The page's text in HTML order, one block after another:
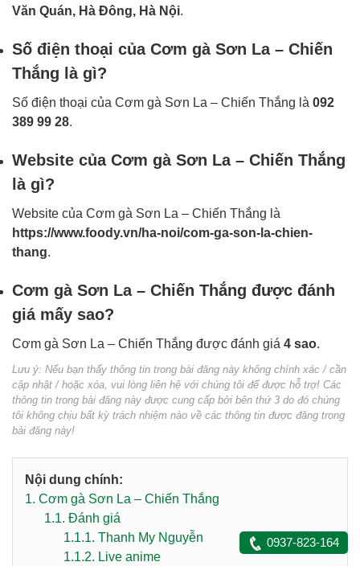
Văn Quán, Hà Đông, Hà Nội.
Số điện thoại của Cơm gà Sơn La – Chiến
Thắng là gì?
Số điện thoại của Cơm gà Sơn La – Chiến Thắng là 092
389 99 28.
Website của Cơm gà Sơn La – Chiến Thắng
là gì?
Website của Cơm gà Sơn La – Chiến Thắng là
https://www.foody.vn/ha-noi/com-ga-son-la-chien-
thang.
Cơm gà Sơn La – Chiến Thắng được đánh
giá mấy sao?
Cơm gà Sơn La – Chiến Thắng được đánh giá 4 sao.
Lưu ý: Nếu bạn thấy thông tin trong bài đăng này không chính xác / cần
cập nhật / hoặc xóa, vui lòng liên hệ với chúng tôi để được hỗ trợ! Các
thông tin trong bài đăng này được cung cấp bởi bên thứ 3 do đó chúng
tôi không chịu bất kỳ trách nhiệm nào về các thông tin được đăng trong
bài đăng này!
Nội dung chính:
1. Cơm gà Sơn La – Chiến Thắng
1.1. Đánh giá
1.1.1. Thanh My Nguyễn
1.1.2. Live anime
0937-823-164